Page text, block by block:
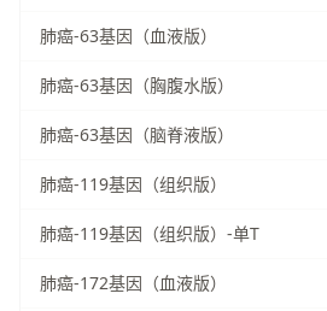
肺癌-63基因（血液版）
肺癌-63基因（胸腹水版）
肺癌-63基因（脑脊液版）
肺癌-119基因（组织版）
肺癌-119基因（组织版）-单T
肺癌-172基因（血液版）